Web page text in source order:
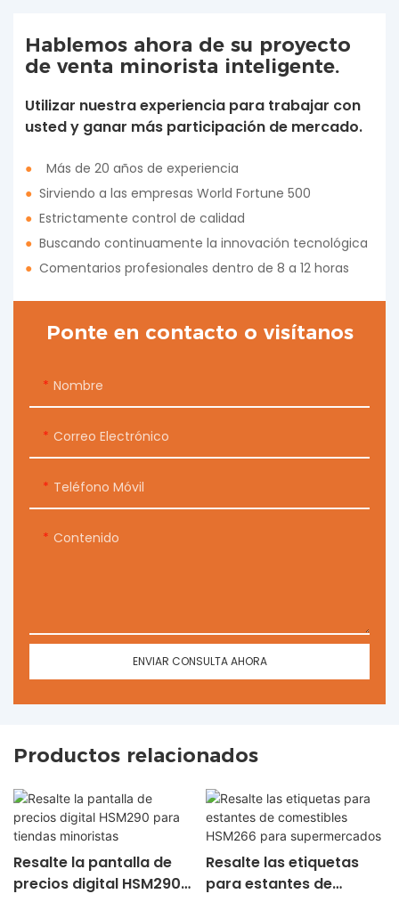
Hablemos ahora de su proyecto
de venta minorista inteligente.
Utilizar nuestra experiencia para trabajar con
usted y ganar más participación de mercado.
●
Más de 20 años de experiencia
●Sirviendo a las empresas World Fortune 500
●Estrictamente control de calidad
●Buscando continuamente la innovación tecnológica
●Comentarios profesionales dentro de 8 a 12 horas
Ponte en contacto o visítanos
Nombre
Correo Electrónico
Teléfono Móvil
Contenido
ENVIAR CONSULTA AHORA
Productos relacionados
Resalte la pantalla de
precios digital HSM290
Resalte las etiquetas
para estantes de